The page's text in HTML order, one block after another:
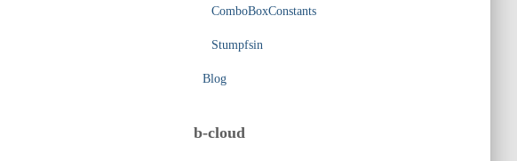
ComboBoxConstants
Stumpfsin
Blog
b-cloud